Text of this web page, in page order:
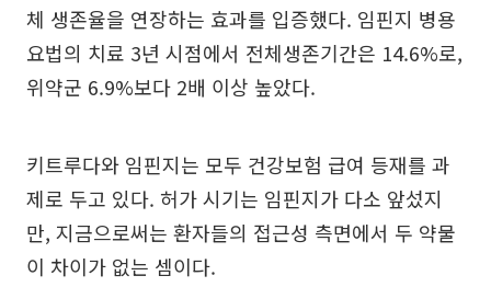
체 생존율을 연장하는 효과를 입증했다. 임핀지 병용
요법의 치료 3년 시점에서 전체생존기간은 14.6%로,
위약군 6.9%보다 2배 이상 높았다.
키트루다와 임핀지는 모두 건강보험 급여 등재를 과
제로 두고 있다. 허가 시기는 임핀지가 다소 앞섰지
만, 지금으로써는 환자들의 접근성 측면에서 두 약물
이 차이가 없는 셈이다.